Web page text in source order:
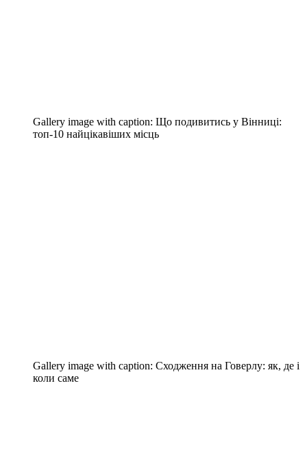
Gallery image with caption: Що подивитись у Вінниці:
топ-10 найцікавіших місць
Gallery image with caption: Сходження на Говерлу: як, де і
коли саме